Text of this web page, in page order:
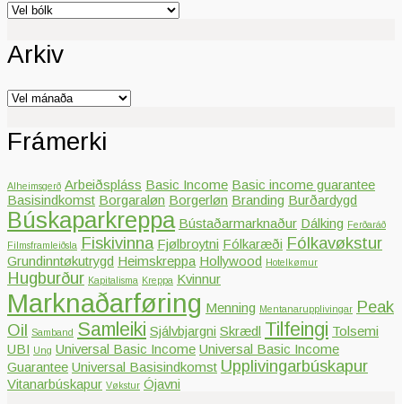
Bólkar
Arkiv
Arkiv
Frámerki
Alheimsgerð Arbeiðspláss Basic Income Basic income guarantee
Basisindkomst Borgaraløn Borgerløn Branding Burðardygd
Búskaparkreppa Bústaðarmarknaður Dálking Ferðaráð
Filmsframleiðsla Fiskivinna Fjølbroytni Fólkaræði Fólkavøkstur
Grundinntøkutrygd Heimskreppa Hollywood Hotelkømur
Hugburður Kapitalisma Kreppa Kvinnur
Marknaðarføring Menning Mentanarupplivingar Peak
Oil Samband Samleiki Sjálvbjargni Skrædl Tilfeingi Tolsemi
UBI Ung Universal Basic Income Universal Basic Income
Guarantee Universal Basisindkomst Upplivingarbúskapur
Vitanarbúskapur Vøkstur Ójavni